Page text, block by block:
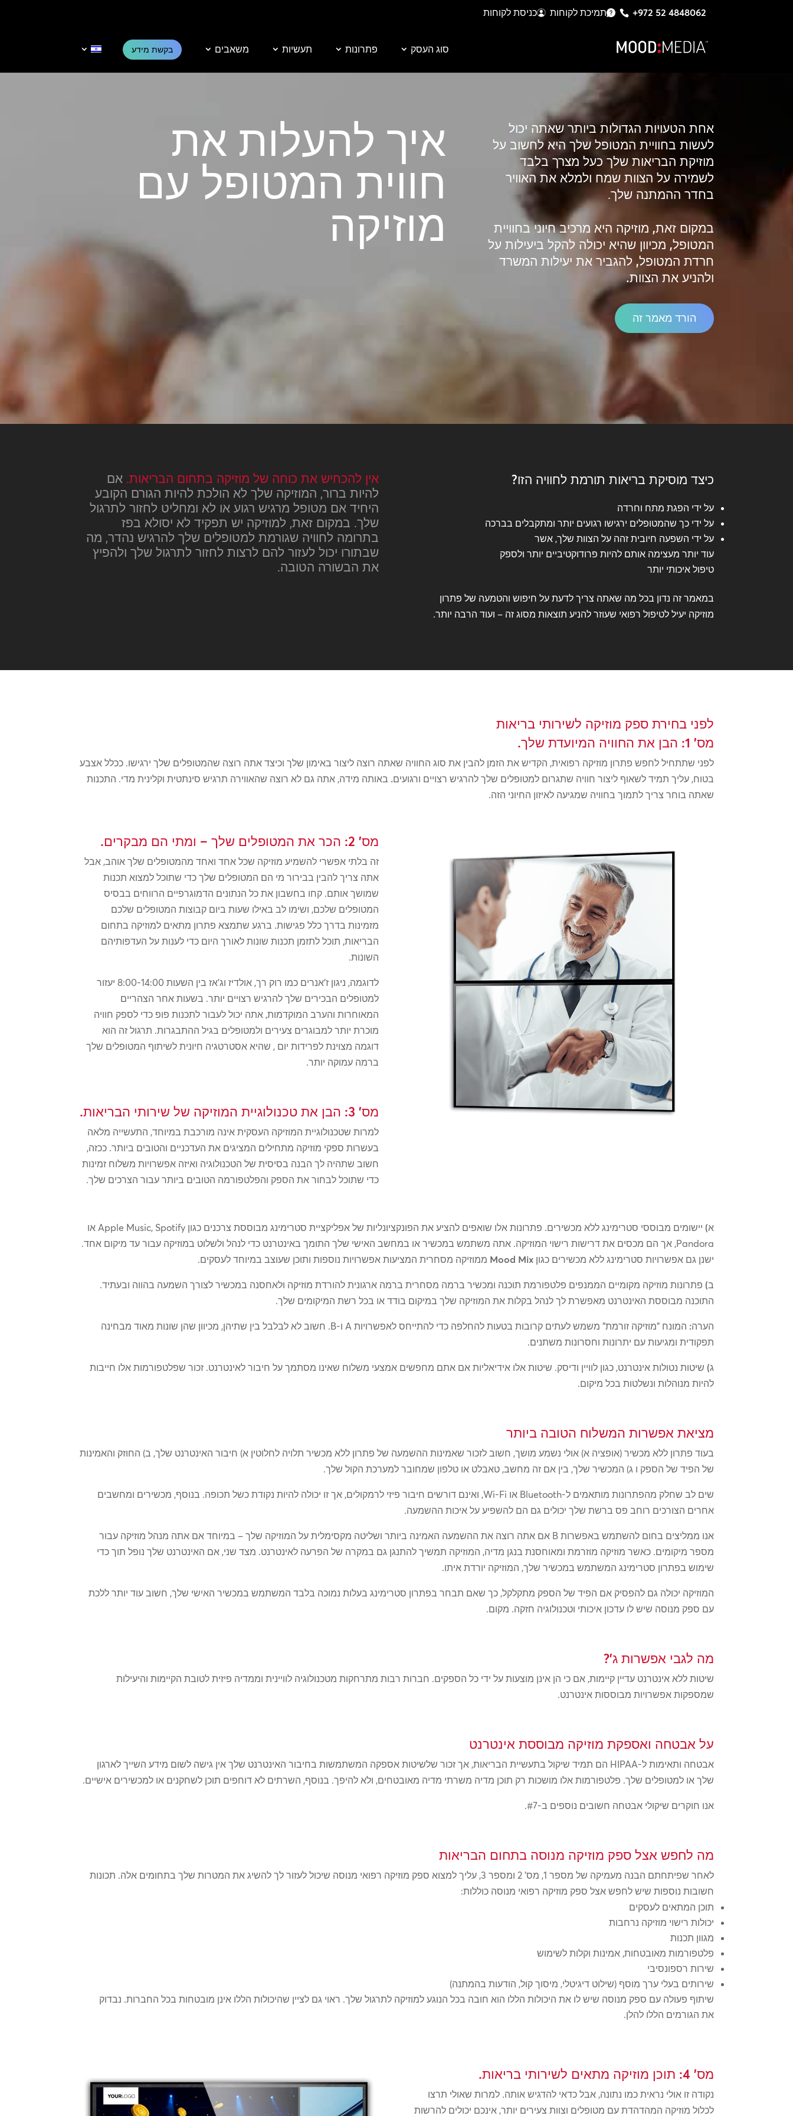
+972 52 4848062 תמיכת לקוחות כניסת לקוחות
סוג העסק פתרונות תעשיות משאבים בקשת מידע
איך להעלות את
חווית המטופל עם
מוזיקה
אחת הטעויות הגדולות ביותר שאתה יכול
לעשות בחוויית המטופל שלך היא לחשוב על
מוזיקת הבריאות שלך כעל מצרך בלבד
לשמירה על הצוות שמח ולמלא את האוויר
בחדר ההמתנה שלך.
במקום זאת, מוזיקה היא מרכיב חיוני בחוויית
המטופל, מכיוון שהיא יכולה להקל ביעילות על
חרדת המטופל, להגביר את יעילות המשרד
ולהניע את הצוות.
הורד מאמר זה
אין להכחיש את כוחה של מוזיקה בתחום הבריאות. אם
להיות ברור, המוזיקה שלך לא הולכת להיות הגורם הקובע
היחיד אם מטופל מרגיש רגוע או לא ומחליט לחזור לתרגול
שלך. במקום זאת, למוזיקה יש תפקיד לא יסולא בפז
בתרומה לחוויה שגורמת למטופלים שלך להרגיש נהדר, מה
שבתורו יכול לעזור להם לרצות לחזור לתרגול שלך ולהפיץ
את הבשורה הטובה.
כיצד מוסיקת בריאות תורמת לחוויה הזו?
על ידי הפגת מתח וחרדה
על ידי כך שהמטופלים ירגישו רגועים יותר ומתקבלים בברכה
על ידי השפעה חיובית זהה על הצוות שלך, אשר
עוד יותר מעצימה אותם להיות פרודוקטיביים יותר ולספק
טיפול איכותי יותר
במאמר זה נדון בכל מה שאתה צריך לדעת על חיפוש והטמעה של פתרון
מוזיקה יעיל לטיפול רפואי שעוזר להניע תוצאות מסוג זה – ועוד הרבה יותר.
לפני בחירת ספק מוזיקה לשירותי בריאות
מס' 1: הבן את החוויה המיועדת שלך.
לפני שתתחיל לחפש פתרון מוזיקה רפואית, הקדיש את הזמן להבין את סוג החוויה שאתה רוצה ליצור באימון שלך וכיצד אתה רוצה שהמטופלים שלך ירגישו. ככלל אצבע
בטוח, עליך תמיד לשאוף ליצור חוויה שתגרום למטופלים שלך להרגיש רצויים ורגועים. באותה מידה, אתה גם לא רוצה שהאווירה תרגיש סינתטית וקלינית מדי. התכנות
שאתה בוחר צריך לתמוך בחוויה שמגיעה לאיזון החיוני הזה.
מס' 2: הכר את המטופלים שלך – ומתי הם מבקרים.
זה בלתי אפשרי להשמיע מוזיקה שכל אחד ואחד מהמטופלים שלך אוהב, אבל
אתה צריך להבין בבירור מי הם המטופלים שלך כדי שתוכל למצוא תכנות
שמושך אותם. קחו בחשבון את כל הנתונים הדמוגרפיים הרווחים בבסיס
המטופלים שלכם, ושימו לב באילו שעות ביום קבוצות המטופלים שלכם
מזמינות בדרך כלל פגישות. ברגע שתמצא פתרון מתאים למוזיקה בתחום
הבריאות, תוכל לתזמן תכנות שונות לאורך היום כדי לענות על העדפותיהם
השונות.
לדוגמה, ניגון ז'אנרים כמו רוק רך, אולדיז וג'אז בין השעות 8:00-14:00 יעזור
למטופלים הבכירים שלך להרגיש רצויים יותר. בשעות אחר הצהריים
המאוחרות והערב המוקדמות, אתה יכול לעבור לתכנות פופ כדי לספק חוויה
מוכרת יותר למבוגרים צעירים ולמטופלים בגיל ההתבגרות. תרגול זה הוא
דוגמה מצוינת לפרידות יום , שהיא אסטרטגיה חיונית לשיתוף המטופלים שלך
ברמה עמוקה יותר.
מס' 3: הבן את טכנולוגיית המוזיקה של שירותי הבריאות.
למרות שטכנולוגיית המוזיקה העסקית אינה מורכבת במיוחד, התעשייה מלאה
בעשרות ספקי מוזיקה מתחילים המציגים את העדכניים והטובים ביותר. ככזה,
חשוב שתהיה לך הבנה בסיסית של הטכנולוגיה ואיזה אפשרויות משלוח זמינות
כדי שתוכל לבחור את הספק והפלטפורמה הטובים ביותר עבור הצרכים שלך.
א)
יישומים מבוססי סטרימינג ללא מכשירים. פתרונות אלו שואפים להציע את הפונקציונליות של אפליקציית סטרימינג מבוססת צרכנים כגון Apple Music, Spotify או
Pandora, אך הם מכסים את דרישות רישוי המוזיקה. אתה משתמש במכשיר או במחשב האישי שלך התומך באינטרנט כדי לנהל ולשלוט במוזיקה עבור עד מיקום אחד.
ישנן גם אפשרויות סטרימינג ללא מכשירים כגוןMood Mix ממוזיקה מסחרית המציעות אפשרויות נוספות ותוכן שעוצב במיוחד לעסקים.
ב) פתרונות מוזיקה מקומיים הממנפים פלטפורמת תוכנה ומכשיר ברמה מסחרית ברמה ארגונית להורדת מוזיקה ולאחסנה במכשיר לצורך השמעה בהווה ובעתיד.
התוכנה מבוססת האינטרנט מאפשרת לך לנהל בקלות את המוזיקה שלך במיקום בודד או בכל רשת המיקומים שלך.
הערה:
המונח "מוזיקה זורמת" משמש לעתים קרובות בטעות להחלפה כדי להתייחס לאפשרויות A ו-B. חשוב לא לבלבל בין שתיהן, מכיוון שהן שונות מאוד מבחינה
תפקודית ומגיעות עם יתרונות וחסרונות משתנים.
ג) שיטות נטולות אינטרנט, כגון לוויין ודיסק. שיטות אלו אידיאליות אם אתם מחפשים אמצעי משלוח שאינו מסתמך על חיבור לאינטרנט. זכור שפלטפורמות אלו חייבות
להיות מנוהלות ונשלטות בכל מיקום.
מציאת אפשרות המשלוח הטובה ביותר
בעוד פתרון ללא מכשיר (אופציה א) אולי נשמע מושך, חשוב לזכור שאמינות ההשמעה של פתרון ללא מכשיר תלויה לחלוטין א) חיבור האינטרנט שלך, ב) החוזק והאמינות
של הפיד של הספק ו ג) המכשיר שלך, בין אם זה מחשב, טאבלט או טלפון שמחובר למערכת הקול שלך.
שים לב שחלק מהפתרונות מותאמים ל-Bluetooth או Wi-Fi, ואינם דורשים חיבור פיזי לרמקולים, אך זו יכולה להיות נקודת כשל תכופה. בנוסף, מכשירים ומחשבים
אחרים הצורכים רוחב פס ברשת שלך יכולים גם הם להשפיע על איכות ההשמעה.
אנו ממליצים בחום להשתמש באפשרות B אם אתה רוצה את ההשמעה האמינה ביותר ושליטה מקסימלית על המוזיקה שלך – במיוחד אם אתה מנהל מוזיקה עבור
מספר מיקומים. כאשר מוזיקה מוזרמת ומאוחסנת בנגן מדיה, המוזיקה תמשיך להתנגן גם במקרה של הפרעה לאינטרנט. מצד שני, אם האינטרנט שלך נופל תוך כדי
שימוש בפתרון סטרימינג המשתמש במכשיר שלך, המוזיקה יורדת איתו.
המוזיקה יכולה גם להפסיק אם הפיד של הספק מתקלקל, כך שאם תבחר בפתרון סטרימינג בעלות נמוכה בלבד המשתמש במכשיר האישי שלך, חשוב עוד יותר ללכת
עם ספק מנוסה שיש לו עדכון איכותי וטכנולוגיה חזקה. מקום.
מה לגבי אפשרות ג'?
שיטות ללא אינטרנט עדיין קיימות, אם כי הן אינן מוצעות על ידי כל הספקים. חברות רבות מתרחקות מטכנולוגיה לוויינית וממדיה פיזית לטובת הקיימות והיעילות
שמספקות אפשרויות מבוססות אינטרנט.
על אבטחה ואספקת מוזיקה מבוססת אינטרנט
אבטחה ותאימות ל-HIPAA הם תמיד שיקול בתעשיית הבריאות, אך זכור שלשיטות אספקה המשתמשות בחיבור האינטרנט שלך אין גישה לשום מידע השייך לארגון
שלך או למטופלים שלך. פלטפורמות אלו מושכות רק תוכן מדיה משרתי מדיה מאובטחים, ולא להיפך. בנוסף, השרתים לא דוחפים תוכן לשחקנים או למכשירים אישיים.
אנו חוקרים שיקולי אבטחה חשובים נוספים ב-#7.
מה לחפש אצל ספק מוזיקה מנוסה בתחום הבריאות
לאחר שפיתחתם הבנה מעמיקה של מספר 1, מס' 2 ומספר 3, עליך למצוא ספק מוזיקה רפואי מנוסה שיכול לעזור לך להשיג את המטרות שלך בתחומים אלה. תכונות
חשובות נוספות שיש לחפש אצל ספק מוזיקה רפואי מנוסה כוללות:
תוכן המתאים לעסקים
יכולות רישוי מוזיקה נרחבות
מגוון תכנות
פלטפורמות מאובטחות, אמינות וקלות לשימוש
שירות רספונסיבי
שירותים בעלי ערך מוסף (שילוט דיגיטלי, מיסוך קול, הודעות בהמתנה)
שיתוף פעולה עם ספק מנוסה שיש לו את היכולות הללו הוא חובה בכל הנוגע למוזיקה לתרגול שלך. ראוי גם לציין שהיכולות הללו אינן מובטחות בכל החברות. נבדוק
את הגורמים הללו להלן.
מס' 4: תוכן מוזיקה מתאים לשירותי בריאות.
נקודה זו אולי נראית כמו נתונה, אבל כדאי להדגיש אותה. למרות שאולי תרצו
לכלול מוזיקה המהדהדת עם מטופלים וצוות צעירים יותר, אינכם יכולים להרשות